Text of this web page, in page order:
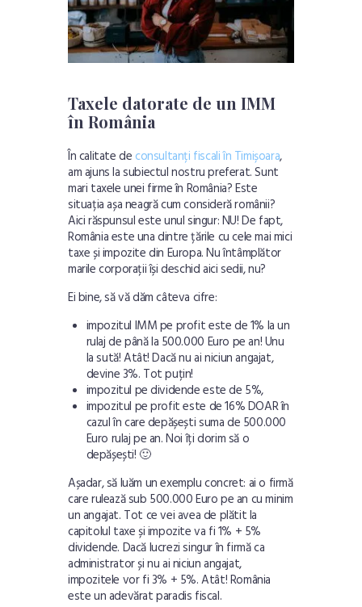
Taxele datorate de un IMM
în România
În calitate de consultanți fiscali în Timișoara,
am ajuns la subiectul nostru preferat. Sunt
mari taxele unei firme în România? Este
situația așa neagră cum consideră românii?
Aici răspunsul este unul singur: NU! De fapt,
România este una dintre țările cu cele mai mici
taxe și impozite din Europa. Nu întâmplător
marile corporații își deschid aici sedii, nu?
Ei bine, să vă dăm câteva cifre:
impozitul IMM pe profit este de 1% la un
rulaj de până la 500.000 Euro pe an! Unu
la sută! Atât! Dacă nu ai niciun angajat,
devine 3%. Tot puțin!
impozitul pe dividende este de 5%,
impozitul pe profit este de 16% DOAR în
cazul în care depășești suma de 500.000
Euro rulaj pe an. Noi îți dorim să o
depășești! 🙂
Așadar, să luăm un exemplu concret: ai o firmă
care rulează sub 500.000 Euro pe an cu minim
un angajat. Tot ce vei avea de plătit la
capitolul taxe și impozite va fi 1% + 5%
dividende. Dacă lucrezi singur în firmă ca
administrator și nu ai niciun angajat,
impozitele vor fi 3% + 5%. Atât! România
este un adevărat paradis fiscal.